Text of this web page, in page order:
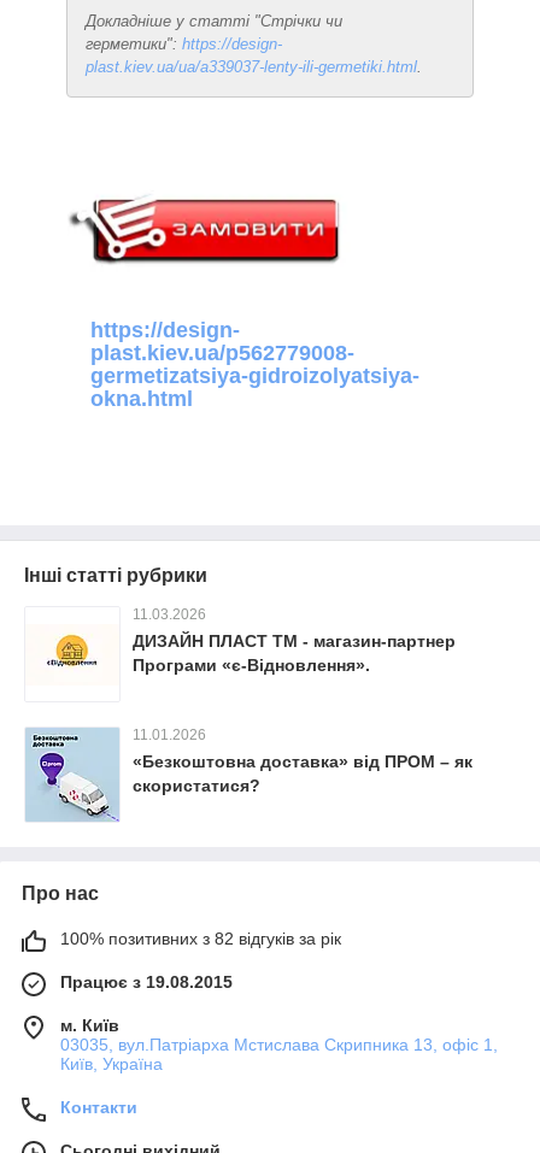
Докладніше у статті "Стрічки чи
герметики": https://design-
plast.kiev.ua/ua/a339037-lenty-ili-germetiki.html
https://design-
plast.kiev.ua/p562779008-
germetizatsiya-gidroizolyatsiya-
okna.html
Інші статті рубрики
11.03.2026
ДИЗАЙН ПЛАСТ ТМ - магазин-партнер
Програми «є-Відновлення».
11.01.2026
«Безкоштовна доставка» від ПРОМ – як
скористатися?
Про нас
100% позитивних з 82 відгуків за рік
Працює з 19.08.2015
м. Київ
03035, вул.Патріарха Мстислава Скрипника 13, офіс 1,
Київ, Україна
Контакти